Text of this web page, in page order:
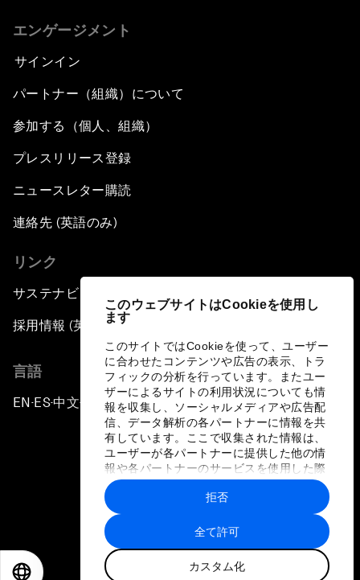
このウェブサイトはCookieを使用し
ます
このサイトではCookieを使って、ユーザー
に合わせたコンテンツや広告の表示、トラ
フィックの分析を行っています。またユー
ザーによるサイトの利用状況についても情
報を収集し、ソーシャルメディアや広告配
信、データ解析の各パートナーに情報を共
有しています。ここで収集された情報は、
ユーザーが各パートナーに提供した他の情
報や各パートナーのサービスを使用した際
に収集された情報と組み合わされ、各パー
トナーによって使用されることがありま
す。
全て許可
カスタム化
拒否
エンゲージメント
サインイン
パートナー（組織）について
参加する（個人、組織）
プレスリリース登録
ニュースレター購読
連絡先 (英語のみ)
リンク
サステナビリティへの取り組み
採用情報 (英語のみ)
言語
EN ▪ES▪中文▪ 日本語
プライバシーポリシーと利用規約
サイトマップ
©
世界経済フォーラム